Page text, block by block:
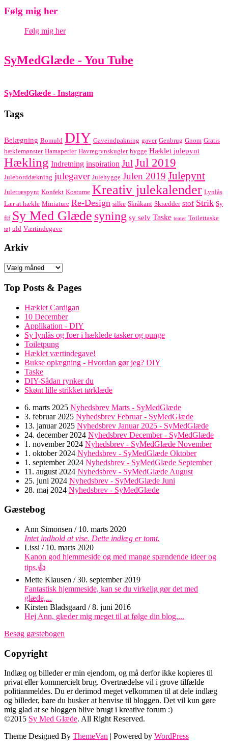
Følg mig her
Følg mig her
SyMedGlæde - You Tube
SyMedGlæde - Instagram
Tags
Belægning Bomuld DIY Gaveindpakning gaver Genbrug Gnom Gratis
hæklemønster Hamaperler Havregrynskugler hygge Hæklet julepynt
Hækling Indretning inspiration Jul Jul 2019
Juleborddækning julegaver Julehygge Julen 2019 Julepynt
Juletræspynt Konfekt Kostume Kreativ julekalender Lynlås
Lær at hækle Miniature Re-Design silke Skråkant Skrædder stof Strik Sy
fif Sy Med Glæde syning sy selv Taske teater Toilettaske
tøj uld Værtindegave
Arkiv
Arkiv
Top Posts & Pages
Hæklet Cardigan
10 December
Applikation - DIY
Sy lynlås og foer i hæklede tasker og punge
Toiletpung
Hæklet værtindegave!
Bukse oplægning - Hvordan gør jeg? DIY
Taske
DIY-Sådan rynker du
Skønt lille strikket tørklæde
6. marts 2025 Nyhedsbrev Marts - SyMedGlæde
3. februar 2025 Nyhedsbrev Februar - SyMedGlæde
13. januar 2025 Nyhedsbrev Januar 2025 - SyMedGlæde
24. december 2024 Nyhedsbrev December - SyMedGlæde
1. november 2024 Nyhedsbrev - SyMedGlæde November
1. oktober 2024 Nyhedsbrev - SyMedGlæde Oktober
1. september 2024 Nyhedsbrev - SyMedGlæde September
11. august 2024 Nyhedsbrev - SyMedGlæde August
25. juni 2024 Nyhedsbrev - SyMedGlæde Juni
28. maj 2024 Nyhedsbrev - SyMedGlæde
Gæstebog
Ann Simonsen / 10. marts 2020
Intet indhold at vise. Dette indlæg er tomt.
Lissi / 10. marts 2020
Kanon god hjemmeside og med mange spændende ideer og
tips.👍
Mette Klausen /30. september 2019
Fantastisk hjemmeside, kan se du virkelig gør det med
glæde,...
Kirsten Bladsgaard /8. juni 2016
Hej Ann, glæder mig meget til at følge din blog,...
Besøg gæstebogen
Copyright
Indlæg og billeder er min ejendom, og må derfor ikke kopieres til
privat eller kommercielt brug. Overtrædelse vil i grove tilfælde
politianmeldes. Du er derimod meget velkommen til at dele indlæg
og billeder, bare du husker at henvise til bloggen. Det vil kun gøre
mig glad at se bloggen blive brugt i kreative forum :)
©2015 Sy Med Glæde. All Right Reserved.
Theme Designed By ThemeVan | Powered by WordPress